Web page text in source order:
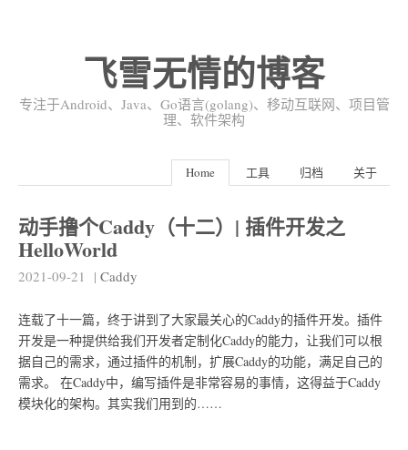
飞雪无情的博客
专注于Android、Java、Go语言(golang)、移动互联网、项目管
理、软件架构
Home 工具 归档 关于
动手撸个Caddy（十二）| 插件开发之
HelloWorld
2021-09-21 | Caddy
连载了十一篇，终于讲到了大家最关心的Caddy的插件开发。插件
开发是一种提供给我们开发者定制化Caddy的能力，让我们可以根
据自己的需求，通过插件的机制，扩展Caddy的功能，满足自己的
需求。 在Caddy中，编写插件是非常容易的事情，这得益于Caddy
模块化的架构。其实我们用到的……